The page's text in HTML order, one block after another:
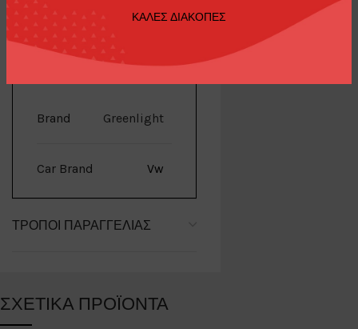
ΚΑΛΕΣ ΔΙΑΚΟΠΕΣ
ΕΠΙΠΛΈΟΝ ΠΛΗΡΟΦΟΡΊΕΣ
Brand Greenlight
Car Brand Vw
ΤΡΌΠΟΙ ΠΑΡΑΓΓΕΛΊΑΣ
ΣΧΕΤΙΚΆ ΠΡΟΪΌΝΤΑ